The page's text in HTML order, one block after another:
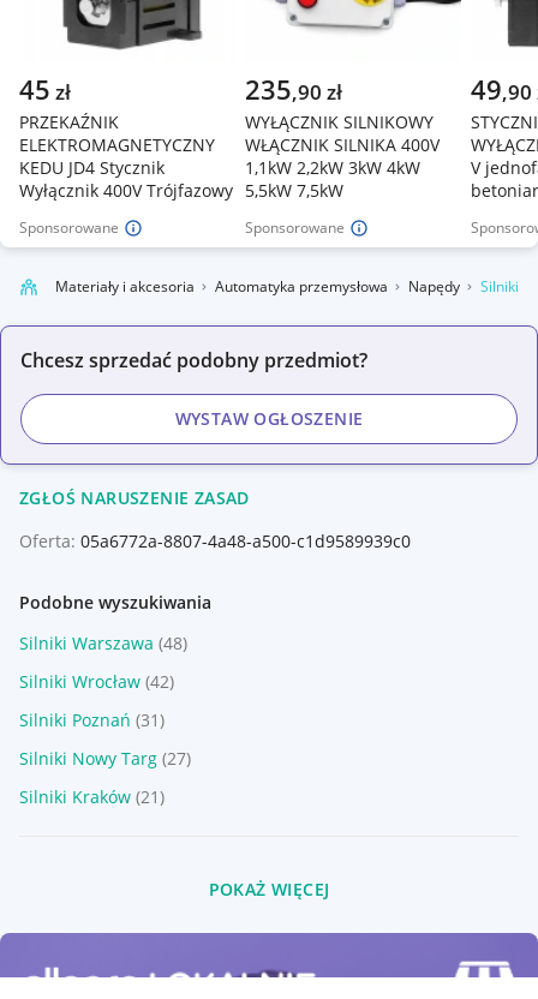
Sponsorowane
45 zł
PRZEKAŹNIK
ELEKTROMAGNETYCZNY
KEDU JD4 Stycznik
Wyłącznik 400V Trójfazowy
Sponsorowane
235,90 zł
WYŁĄCZNIK SILNIKOWY
WŁĄCZNIK SILNIKA 400V
1,1kW 2,2kW 3kW 4kW
5,5kW 7,5kW
49,90
V
Materiały i akcesoria Automatyka przemysłowa Napędy Silniki
Chcesz sprzedać podobny przedmiot?
WYSTAW OGŁOSZENIE
ZGŁOŚ NARUSZENIE ZASAD
Oferta: 05a6772a-8807-4a48-a500-c1d9589939c0
Podobne wyszukiwania
Silniki Warszawa (48)
Silniki Wrocław (42)
Silniki Poznań (31)
Silniki Nowy Targ (27)
Silniki Kraków (21)
POKAŻ WIĘCEJ